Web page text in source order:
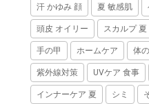
汗 かゆみ 顔 夏 敏感肌
頭皮 オイリー スカルプ 夏
手の甲 ホームケア 体
紫外線対策 UVケア 食事
インナーケア 夏 シミ